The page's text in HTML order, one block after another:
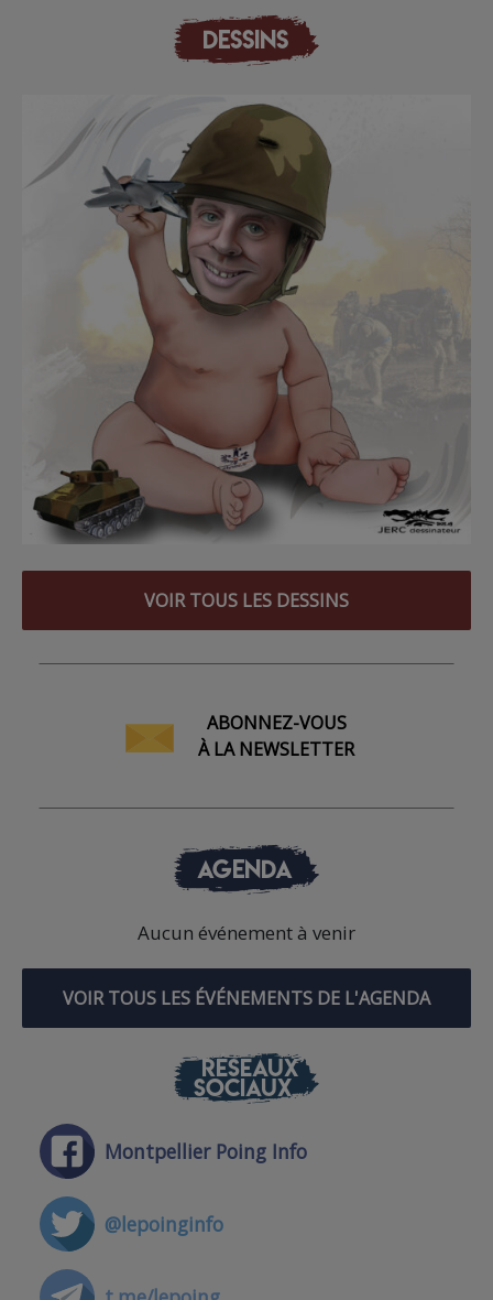
DESSINS
VOIR TOUS LES DESSINS
ABONNEZ-VOUS
À LA NEWSLETTER
AGENDA
Aucun événement à venir
VOIR TOUS LES ÉVÉNEMENTS DE L'AGENDA
RÉSEAUX
SOCIAUX
Montpellier Poing Info
@lepoinginfo